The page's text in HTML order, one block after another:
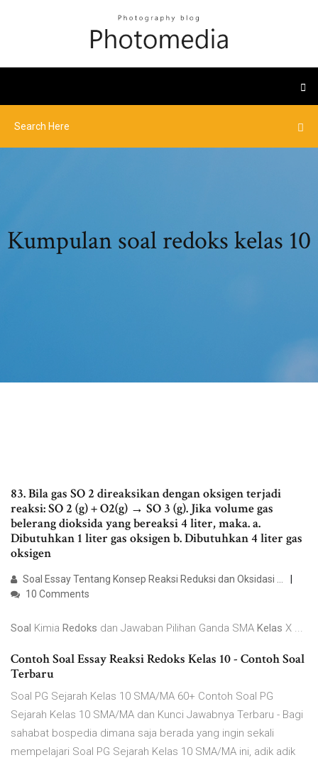
Kumpulan soal redoks kelas 10
83. Bila gas SO 2 direaksikan dengan oksigen terjadi
reaksi: SO 2 (g) + O2(g) → SO 3 (g). Jika volume gas
belerang dioksida yang bereaksi 4 liter, maka. a.
Dibutuhkan 1 liter gas oksigen b. Dibutuhkan 4 liter gas
oksigen
Soal Essay Tentang Konsep Reaksi Reduksi dan Oksidasi ...
10 Comments
Soal Kimia Redoks dan Jawaban Pilihan Ganda SMA Kelas X ...
Contoh Soal Essay Reaksi Redoks Kelas 10 - Contoh Soal
Terbaru
Soal PG Sejarah Kelas 10 SMA/MA 60+ Contoh Soal PG
Sejarah Kelas 10 SMA/MA dan Kunci Jawabnya Terbaru - Bagi
sahabat bospedia dimana saja berada yang ingin sekali
mempelajari Soal PG Sejarah Kelas 10 SMA/MA ini, adik adik